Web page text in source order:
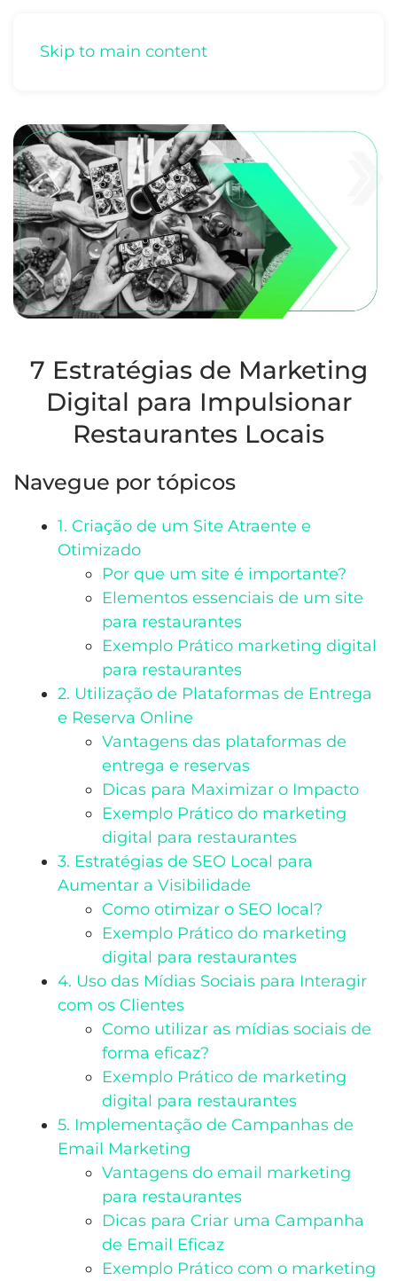
Skip to main content
7 Estratégias de Marketing
Digital para Impulsionar
Restaurantes Locais
Navegue por tópicos
1. Criação de um Site Atraente e
Otimizado
Por que um site é importante?
Elementos essenciais de um site
para restaurantes
Exemplo Prático marketing digital
para restaurantes
2. Utilização de Plataformas de Entrega
e Reserva Online
Vantagens das plataformas de
entrega e reservas
Dicas para Maximizar o Impacto
Exemplo Prático do marketing
digital para restaurantes
3. Estratégias de SEO Local para
Aumentar a Visibilidade
Como otimizar o SEO local?
Exemplo Prático do marketing
digital para restaurantes
4. Uso das Mídias Sociais para Interagir
com os Clientes
Como utilizar as mídias sociais de
forma eficaz?
Exemplo Prático de marketing
digital para restaurantes
5. Implementação de Campanhas de
Email Marketing
Vantagens do email marketing
para restaurantes
Dicas para Criar uma Campanha
de Email Eficaz
Exemplo Prático com o marketing